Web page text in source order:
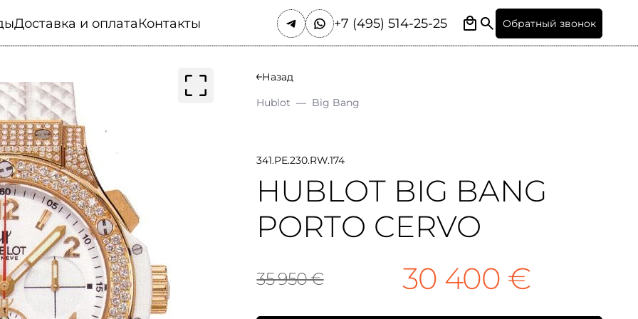
Доставка и оплатаКонтакты +7 (495) 514-25-25 Обратный звонок
Назад
Hublot — Big Bang
341.PE.230.RW.174
HUBLOT BIG BANG
PORTO CERVO
35 950 € 30 400 €